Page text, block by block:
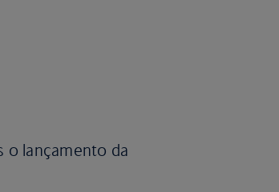
o lançamento da